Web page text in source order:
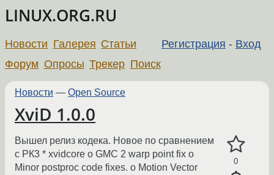
LINUX.ORG.RU
Регистрация - Вход
Новости Галерея Статьи
Форум Опросы Трекер Поиск
Новости — Open Source
XviD 1.0.0
0
Вышел релиз кодека. Новое по сравнением
с РК3 * xvidcore o GMC 2 warp point fix o
Minor postproc code fixes. o Motion Vector